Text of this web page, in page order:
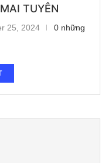
TUYÊN
25, 2024
0 những